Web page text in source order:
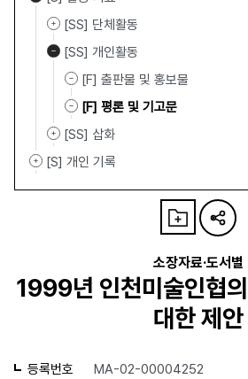
[SS] 단체활동
[SS] 개인활동
[F] 출판물 및 홍보물
[F] 평론 및 기고문
[SS] 삽화
[S] 개인 기록
소장자료·도서별
1999년 인천미술인협의
대한 제안
등록번호 MA-02-00004252